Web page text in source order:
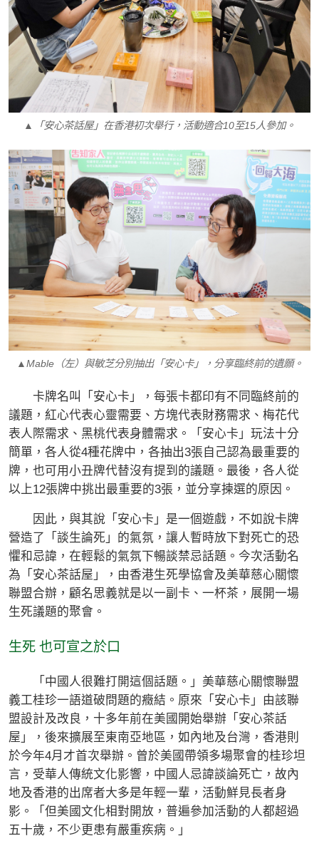
▲「安心茶話屋」在香港初次舉行，活動適合10至15人參加。
▲Mable（左）與敏芝分別抽出「安心卡」，分享臨終前的遺願。
卡牌名叫「安心卡」，每張卡都印有不同臨終前的
議題，紅心代表心靈需要、方塊代表財務需求、梅花代
表人際需求、黑桃代表身體需求。「安心卡」玩法十分
簡單，各人從4種花牌中，各抽出3張自己認為最重要的
牌，也可用小丑牌代替沒有提到的議題。最後，各人從
以上12張牌中挑出最重要的3張，並分享揀選的原因。
因此，與其說「安心卡」是一個遊戲，不如說卡牌
營造了「談生論死」的氣氛，讓人暫時放下對死亡的恐
懼和忌諱，在輕鬆的氣氛下暢談禁忌話題。今次活動名
為「安心茶話屋」，由香港生死學協會及美華慈心關懷
聯盟合辦，顧名思義就是以一副卡、一杯茶，展開一場
生死議題的聚會。
生死 也可宣之於口
「中國人很難打開這個話題。」美華慈心關懷聯盟
義工桂珍一語道破問題的癥結。原來「安心卡」由該聯
盟設計及改良，十多年前在美國開始舉辦「安心茶話
屋」，後來擴展至東南亞地區，如內地及台灣，香港則
於今年4月才首次舉辦。曾於美國帶領多場聚會的桂珍坦
言，受華人傳統文化影響，中國人忌諱談論死亡，故內
地及香港的出席者大多是年輕一輩，活動鮮見長者身
影。「但美國文化相對開放，普遍參加活動的人都超過
五十歲，不少更患有嚴重疾病。」